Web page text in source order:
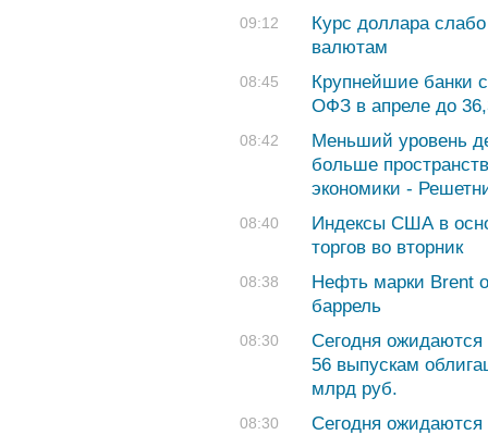
09:12
Курс доллара
валютам
08:45
Крупнейшие банки
ОФЗ в апреле до
08:42
Меньший уровень
больше
экономики -
08:40
Индексы США в
торгов во вторник
08:38
Нефть марки Brent
баррель
08:30
Сегодня
56 выпускам
млрд руб.
08:30
Сегодня